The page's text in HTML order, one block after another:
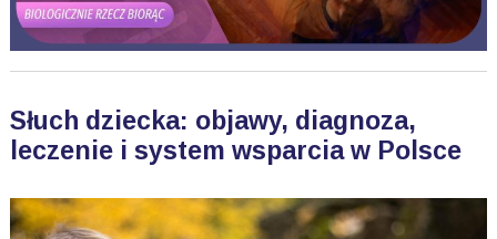
Słuch dziecka: objawy, diagnoza,
leczenie i system wsparcia w Polsce